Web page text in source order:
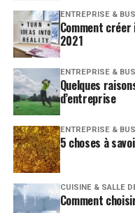
ENTREPRISE &
Comment
2021
ENTREPRISE &
Quelques
d’entreprise
ENTREPRISE &
5 choses à
CUISINE & SALLE
Comment